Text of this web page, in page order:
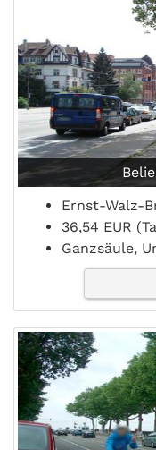
Ernst-Walz-
36,54 EUR
Ganzsäule,